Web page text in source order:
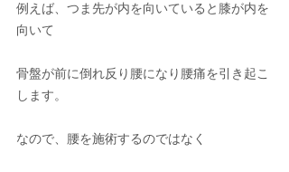
例えば、つま先が内を向いていると膝が内を
向いて
骨盤が前に倒れ反り腰になり腰痛を引き起こ
します。
なので、腰を施術するのではなく